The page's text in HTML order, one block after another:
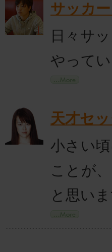
サッカ
日々サ
やってい
天才セ
小さい
ことが
と思いま